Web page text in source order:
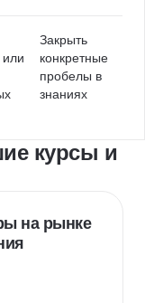
Закрыть
конкретные
пробелы в
знаниях
курсы и
на рынке